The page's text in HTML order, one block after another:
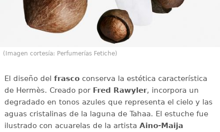
(Imagen cortesía: Perfumerías Fetiche)
El diseño del frascoconserva la estética característica
de Hermès. Creado por Fred Rawyler, incorpora un
degradado en tonos azules que representa el cielo y las
aguas cristalinas de la laguna de Tahaa. El estuche fue
ilustrado con acuarelas de la artista Aino-Maija